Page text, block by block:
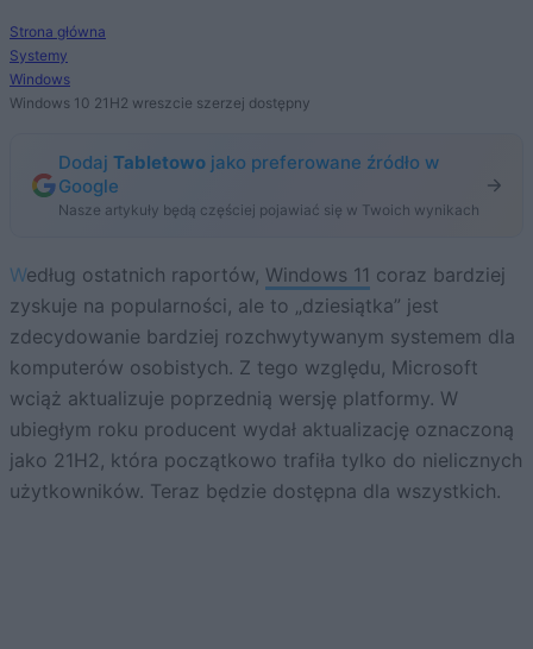
Strona główna
Systemy
Windows
Windows 10 21H2 wreszcie szerzej dostępny
Dodaj Tabletowo jako preferowane źródło w
Google
Nasze artykuły będą częściej pojawiać się w Twoich wynikach
Według ostatnich raportów, Windows 11 coraz bardziej
zyskuje na popularności, ale to „dziesiątka” jest
zdecydowanie bardziej rozchwytywanym systemem dla
komputerów osobistych. Z tego względu, Microsoft
wciąż aktualizuje poprzednią wersję platformy. W
ubiegłym roku producent wydał aktualizację oznaczoną
jako 21H2, która początkowo trafiła tylko do nielicznych
użytkowników. Teraz będzie dostępna dla wszystkich.